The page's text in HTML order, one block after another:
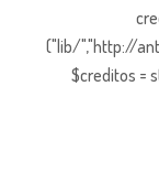
("lib/","http://
$creditos =